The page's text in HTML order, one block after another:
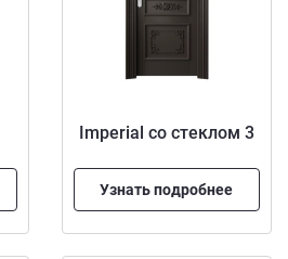
Imperial со стеклом 3
Узнать подробнее